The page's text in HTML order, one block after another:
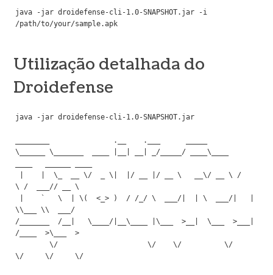
java -jar droidefense-cli-1.0-SNAPSHOT.jar -i
Utilização detalhada do
Droidefense
java -jar droidefense-cli-1.0-SNAPSHOT.jar
________               .__    .___      _____
\______ \_______  ____ |__| __| _/_____/ ____\____
\ /  ___// __ \
\\___ \\  ___/
/_______  /__|   \____/|__\____ |\___  >__|  \___  >___|
/____  >\___  >
        \/                     \/    \/          \/
\/     \/     \/